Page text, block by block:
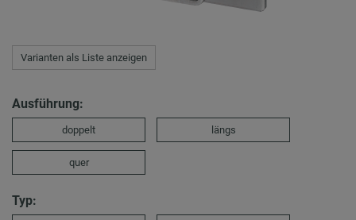
Varianten als Liste anzeigen
Ausführung:
doppelt längs
quer
Typ: